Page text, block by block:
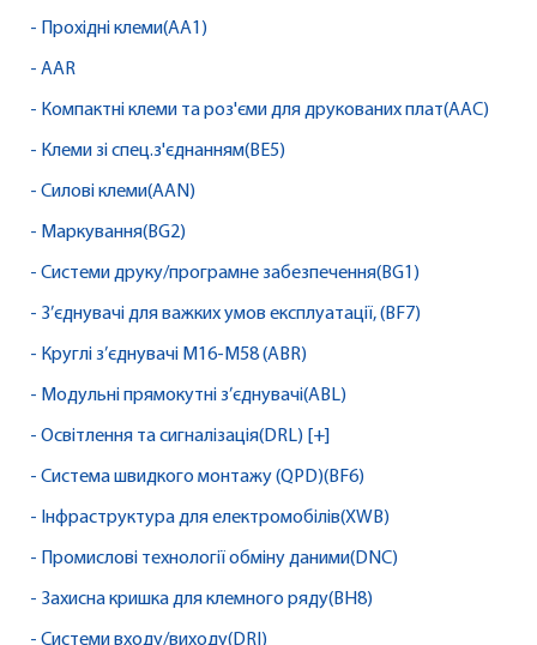
- Прохідні клеми(AA1)
- AAR
- Компактні клеми та роз'єми для друкованих плат(AAC)
- Клеми зі спец.з'єднанням(BE5)
- Силові клеми(AAN)
- Маркування(BG2)
- Системи друку/програмне забезпечення(BG1)
- З’єднувачі для важких умов експлуатації, (BF7)
- Круглі з’єднувачі M16-M58 (ABR)
- Модульні прямокутні з’єднувачі(ABL)
- Освітлення та сигналізація(DRL) [+]
- Система швидкого монтажу (QPD)(BF6)
- Інфраструктура для електромобілів(XWB)
- Промислові технології обміну даними(DNC)
- Захисна кришка для клемного ряду(BH8)
- Системи входу/виходу(DRI)